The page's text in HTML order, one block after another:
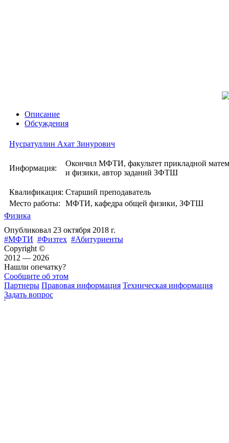
Описание
Обсуждения
Нусратуллин Ахат Зинурович
Информация:
Окончил МФТИ, факультет прикладной
и физики, автор заданий ЗФТШ
Квалификация: Старший преподаватель
Место работы:
МФТИ, кафедра общей физики, ЗФТШ
Физика
Опубликовал 23 октября 2018 г.
#МФТИ #Физтех #Абитуриенты
Copyright ©
2012 — 2026
Нашли опечатку?
Сообщите об этом
Партнеры Правовая информация Техническая информация
Задать вопрос